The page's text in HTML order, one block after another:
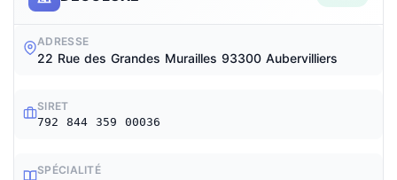
ADRESSE
22 Rue des Grandes Murailles 93300 Aubervilliers
SIRET
792 844 359 00036
SPÉCIALITÉ